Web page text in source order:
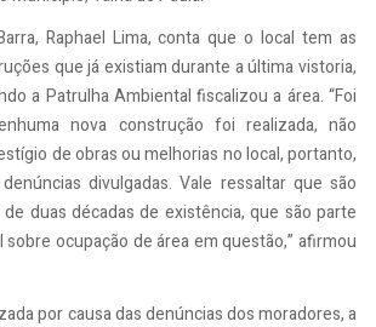
Raphael Lima, conta que o local tem as
que já existiam durante a última vistoria,
a Patrulha Ambiental fiscalizou a área. “Foi
nova construção foi realizada, não
de obras ou melhorias no local, portanto,
divulgadas. Vale ressaltar que são
duas décadas de existência, que são parte
sobre ocupação de área em questão,” afirmou
por causa das denúncias dos moradores, a